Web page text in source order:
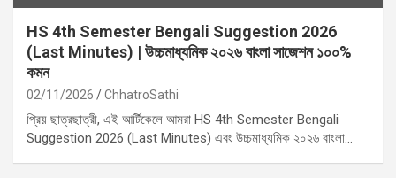
HS 4th Semester Bengali Suggestion 2026
(Last Minutes) | উচ্চমাধ্যমিক ২০২৬ বাংলা সাজেশন ১০০%
কমন
02/11/2026 ChhatroSathi
প্রিয় ছাত্রছাত্রী, এই আর্টিকেলে আমরা HS 4th Semester Bengali
Suggestion 2026 (Last Minutes) এবং উচ্চমাধ্যমিক ২০২৬ বাংলা…